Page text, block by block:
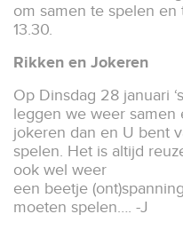
om samen te spelen
13.30.
Rikken en Jokeren
Op Dinsdag 28 januari
leggen we weer samen
jokeren dan en U bent
spelen. Het is altijd
ook wel weer
een beetje
moeten spelen…. -J